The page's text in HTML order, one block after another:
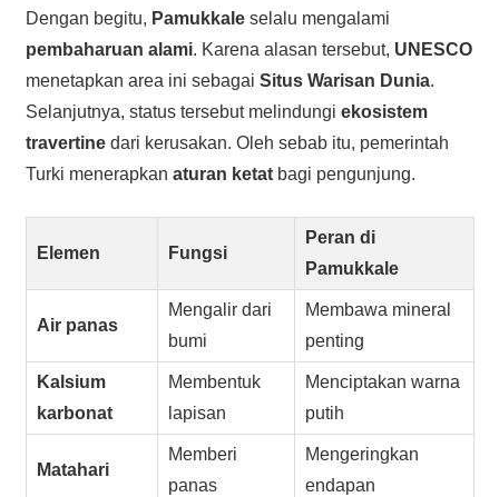
Dengan begitu, Pamukkaleselalu mengalami
pembaharuan alami. Karena alasan tersebut, UNESCO
menetapkan area ini sebagai Situs Warisan Dunia.
Selanjutnya, status tersebut melindungi ekosistem
travertinedari kerusakan. Oleh sebab itu, pemerintah
Turki menerapkan aturan ketatbagi pengunjung.
Elemen Fungsi
Peran di
Pamukkale
Air panas
Mengalir dari
bumi
Membawa mineral
penting
Kalsium
karbonat
Membentuk
lapisan
Menciptakan warna
putih
Matahari
Memberi
panas
Mengeringkan
endapan